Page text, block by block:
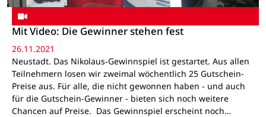
Mit Video: Die Gewinner stehen fest
26.11.2021
Neustadt. Das Nikolaus-Gewinnspiel ist gestartet. Aus allen
Teilnehmern losen wir zweimal wöchentlich 25 Gutschein-
Preise aus. Für alle, die nicht gewonnen haben - und auch
für die Gutschein-Gewinner - bieten sich noch weitere
Chancen auf Preise. Das Gewinnspiel erscheint noch…